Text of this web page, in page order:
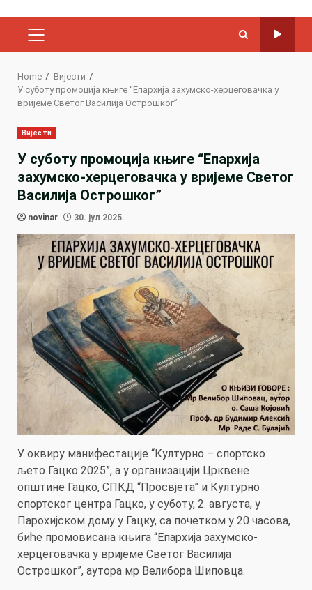
PRIMARY
Home
Вијести
У суботу промоција књиге “Епархија захумско-херцеговачка у
вријеме Светог Василија Острошког”
Вијести
У суботу промоција књиге “Епархија
захумско-херцеговачка у вријеме Светог
Василија Острошког”
novinar 30. јул 2025.
У оквиру манифестације “Културно – спортско
љето Гацко 2025”, а у организацији Црквене
општине Гацко, СПКД “Просвјета” и Културно
спортског центра Гацко, у суботу, 2. августа, у
Парохијском дому у Гацку, са почетком у 20 часова,
биће промовисана књига “Епархија захумско-
херцеговачка у вријеме Светог Василија
Острошког”, аутора мр Велибора Шиповца.